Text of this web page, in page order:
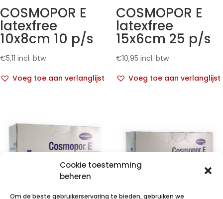
Cookie toestemming
beheren
Om de beste gebruikerservaring te bieden, gebruiken we
COSMOPOR E
latexfree
10x8cm 10 p/s
€5,11 incl. btw
Voeg toe aan verlanglijst
COSMOPOR E
latexfree
15x6cm 25 p/s
€10,95 incl. btw
Voeg toe aan verlanglijst